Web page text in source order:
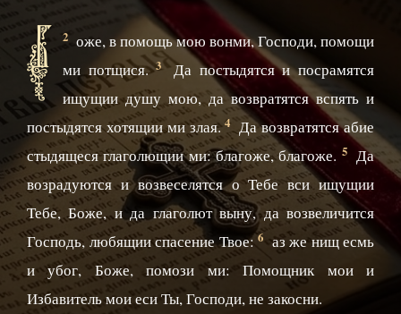
2
Б
оже, в помощь мою вонми, Господи, помощи
ми потщися.3 Да постыдятся и посрамятся
ищущии душу мою, да возвратятся вспять и
постыдятся хотящии ми злая.4 Да возвратятся абие
стыдящеся глаголющии ми: благоже, благоже. 5 Да
возрадуются и возвеселятся о Тебе вси ищущии
Тебе, Боже, и да глаголют выну, да возвеличится
Господь, любящии спасение Твое:6 аз же нищ есмь
и убог, Боже, помози ми: Помощник мои и
Избавитель мои еси Ты, Господи, не закосни.